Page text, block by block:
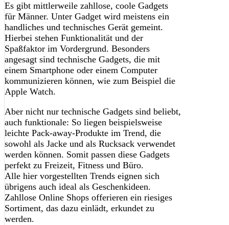
Es gibt mittlerweile zahllose, coole Gadgets
für Männer. Unter Gadget wird meistens ein
handliches und technisches Gerät gemeint.
Hierbei stehen Funktionalität und der
Spaßfaktor im Vordergrund. Besonders
angesagt sind technische Gadgets, die mit
einem Smartphone oder einem Computer
kommunizieren können, wie zum Beispiel die
Apple Watch.
Aber nicht nur technische Gadgets sind beliebt,
auch funktionale: So liegen beispielsweise
leichte Pack-away-Produkte im Trend, die
sowohl als Jacke und als Rucksack verwendet
werden können. Somit passen diese Gadgets
perfekt zu Freizeit, Fitness und Büro.
Alle hier vorgestellten Trends eignen sich
übrigens auch ideal als Geschenkideen.
Zahllose Online Shops offerieren ein riesiges
Sortiment, das dazu einlädt, erkundet zu
werden.